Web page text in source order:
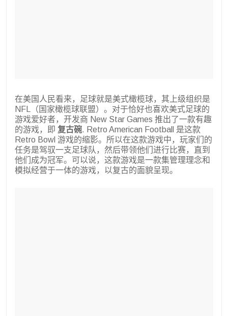
在美国人民看来，足球就是美式橄榄球，其上级组织是
NFL（国家橄榄球联盟）。对于恰好也喜欢美式足球的
游戏爱好者，开发商 New Star Games 推出了一款有趣
的游戏，即 复古碗. Retro American Football 是这款
Retro Bowl 游戏的缩影。所以在这款游戏中，玩家们的
任务是驾驭一支足球队，然后带领他们进行比赛，直到
他们成为冠军。可以说，这款游戏是一款集管理理念和
模拟经营于一体的游戏，以复古的面貌呈现。